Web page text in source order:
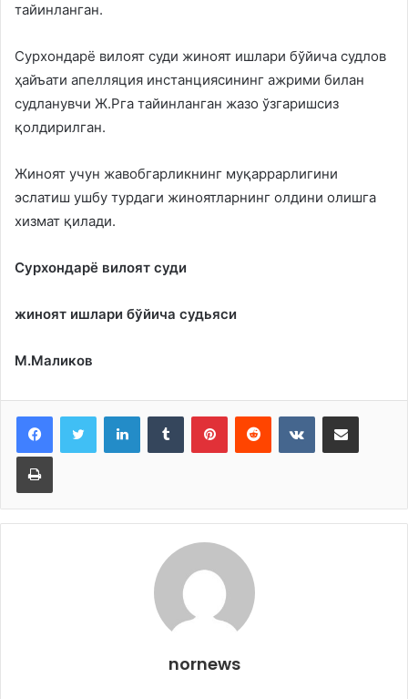
тайинланган.
Сурхондарё вилоят суди жиноят ишлари бўйича судлов
ҳайъати апелляция инстанциясининг ажрими билан
судланувчи Ж.Рга тайинланган жазо ўзгаришсиз
қолдирилган.
Жиноят учун жавобгарликнинг муқаррарлигини
эслатиш ушбу турдаги жиноятларнинг олдини олишга
хизмат қилади.
Сурхондарё вилоят суди
жиноят ишлари бўйича судьяси
М.Маликов
LinkedInTumblr PinterestReddit VKontakteShare via Email
Print
nornews